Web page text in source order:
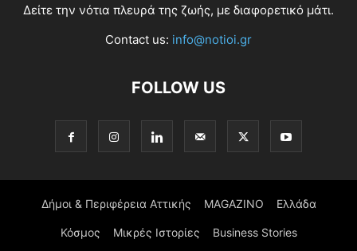
Δείτε την νότια πλευρά της ζωής, με διαφορετικό μάτι.
Contact us: info@notioi.gr
FOLLOW US
Δήμοι & Περιφέρεια Αττικής MAGAZINO Ελλάδα
Κόσμος Μικρές Ιστορίες Business Stories